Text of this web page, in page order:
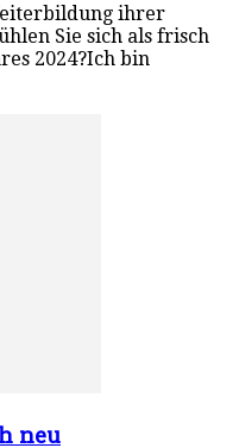
ihrer
Sie sich als frisch
2024?Ich bin
neu